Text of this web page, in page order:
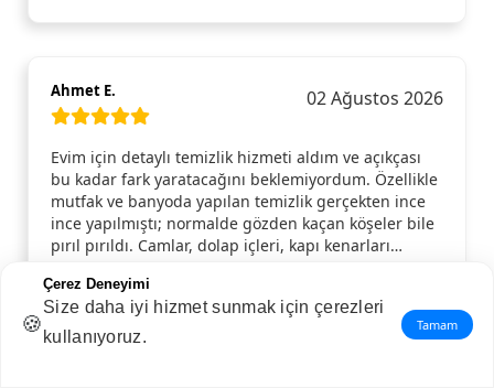
Ahmet E. 02 Ağustos 2026
Evim için detaylı temizlik hizmeti aldım ve açıkçası
bu kadar fark yaratacağını beklemiyordum. Özellikle
mutfak ve banyoda yapılan temizlik gerçekten ince
ince yapılmıştı; normalde gözden kaçan köşeler bile
pırıl pırıldı. Camlar, dolap içleri, kapı kenarları…
hem de işini aceleye getirmeden, özenle yaptı.
Temizlik bittikten sonra evde ferahlık hissi resmen
değişti. Gönül rahatlığıyla tavsiye ederim, tekrar
🍪
Çerez Deneyimi
Size daha iyi hizmet sunmak için çerezleri
kullanıyoruz.
Tamam